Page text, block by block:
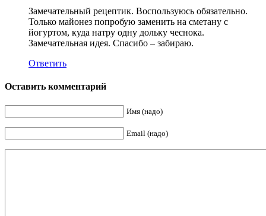
Замечательный рецептик. Воспользуюсь обязательно.
Только майонез попробую заменить на сметану с
йогуртом, куда натру одну дольку чеснока.
Замечательная идея. Спасибо – забираю.
Ответить
Оставить комментарий
Имя (надо)
Email (надо)